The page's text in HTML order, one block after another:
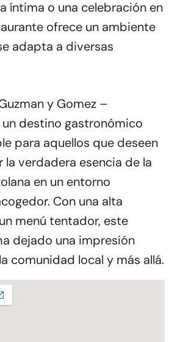
íntima o una celebración en
ofrece un ambiente
adapta a diversas
y Gomez –
un destino gastronómico
para aquellos que deseen
la verdadera esencia de la
en un entorno
Con una alta
menú tentador, este
dejado una impresión
comunidad local y más allá.